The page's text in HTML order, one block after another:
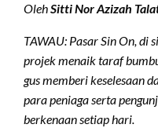
OlehSitti Nor Azizah
TAWAU: Pasar Sin On, di
projek menaik taraf
gus memberi keselesaan
para peniaga serta
berkenaan setiap hari.